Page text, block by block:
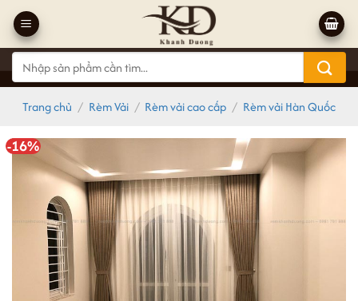
qua
nội
dung
Tìm
kiếm:
Trang chủ / Rèm Vải / Rèm vải cao cấp / Rèm vải Hàn Quốc
-16%